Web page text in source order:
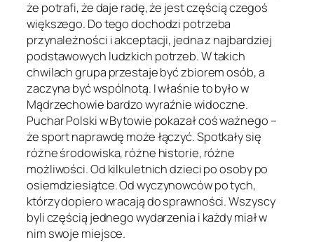
że potrafi, że daje radę, że jest częścią czegoś
większego. Do tego dochodzi potrzeba
przynależności i akceptacji, jedna z najbardziej
podstawowych ludzkich potrzeb. W takich
chwilach grupa przestaje być zbiorem osób, a
zaczyna być wspólnotą. I właśnie to było w
Mądrzechowie bardzo wyraźnie widoczne.
Puchar Polski w Bytowie pokazał coś ważnego –
że sport naprawdę może łączyć. Spotkały się
różne środowiska, różne historie, różne
możliwości. Od kilkuletnich dzieci po osoby po
osiemdziesiątce. Od wyczynowców po tych,
którzy dopiero wracają do sprawności. Wszyscy
byli częścią jednego wydarzenia i każdy miał w
nim swoje miejsce.